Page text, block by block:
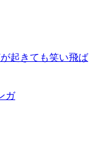
起きても笑い飛ば
ガ